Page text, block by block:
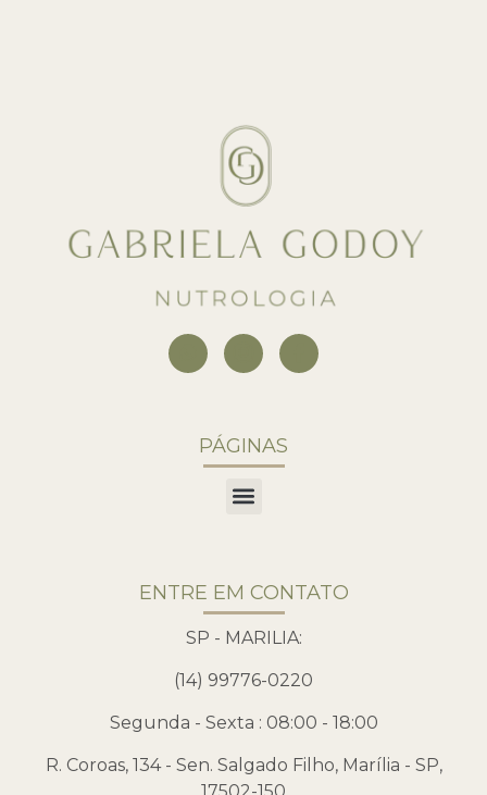
PÁGINAS
ENTRE EM CONTATO
SP - MARILIA:
(14) 99776-0220
Segunda - Sexta : 08:00 - 18:00
R. Coroas, 134 - Sen. Salgado Filho, Marília - SP,
17502-150